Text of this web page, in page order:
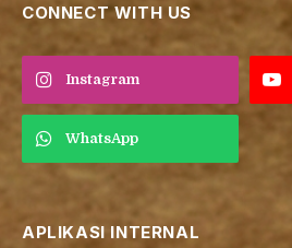
CONNECT WITH US
Instagram
WhatsApp
APLIKASI INTERNAL